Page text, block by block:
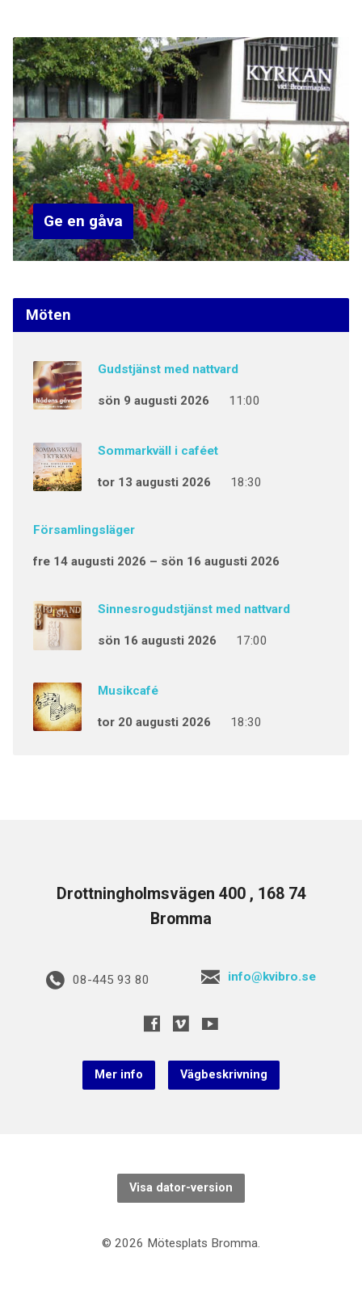
Ge en gåva
Möten
Gudstjänst med nattvard
sön 9 augusti 2026 11:00
Sommarkväll i caféet
tor 13 augusti 2026 18:30
Församlingsläger
fre 14 augusti 2026 – sön 16 augusti 2026
Sinnesrogudstjänst med nattvard
sön 16 augusti 2026 17:00
Musikcafé
tor 20 augusti 2026 18:30
Drottningholmsvägen 400 , 168 74
Bromma
08-445 93 80 info@kvibro.se
Mer info Vägbeskrivning
Visa dator-version
© 2026 Mötesplats Bromma.